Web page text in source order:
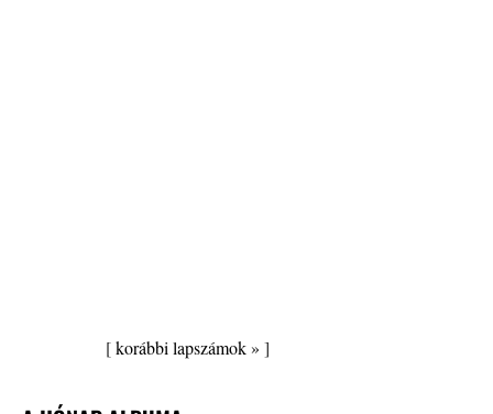
[korábbi lapszámok » ]